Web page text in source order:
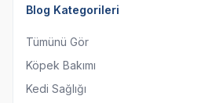
Blog Kategorileri
Tümünü Gör
Köpek Bakımı
Kedi Sağlığı